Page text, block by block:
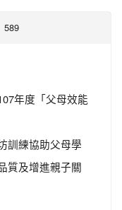
589
年度「父母效能
訓練協助父母學
質及增進親子關